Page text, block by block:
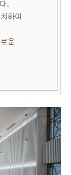
.
하여
운